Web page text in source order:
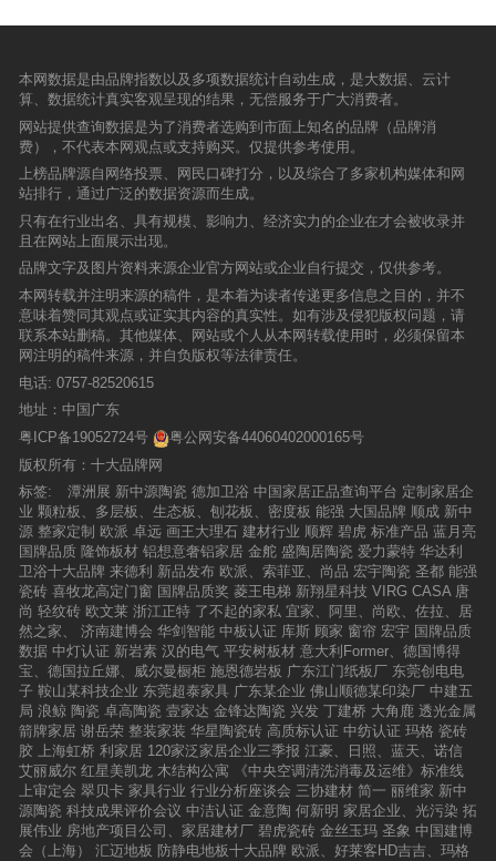
本网数据是由品牌指数以及多项数据统计自动生成，是大数据、云计
算、数据统计真实客观呈现的结果，无偿服务于广大消费者。
网站提供查询数据是为了消费者选购到市面上知名的品牌（品牌消
费），不代表本网观点或支持购买。仅提供参考使用。
上榜品牌源自网络投票、网民口碑打分，以及综合了多家机构媒体和网
站排行，通过广泛的数据资源而生成。
只有在行业出名、具有规模、影响力、经济实力的企业在才会被收录并
且在网站上面展示出现。
品牌文字及图片资料来源企业官方网站或企业自行提交，仅供参考。
本网转载并注明来源的稿件，是本着为读者传递更多信息之目的，并不
意味着赞同其观点或证实其内容的真实性。如有涉及侵犯版权问题，请
联系本站删稿。其他媒体、网站或个人从本网转载使用时，必须保留本
网注明的稿件来源，并自负版权等法律责任。
电话: 0757-82520615
地址：中国广东
粤ICP备19052724号
粤公网安备44060402000165号
版权所有：十大品牌网
标签:
潭洲展 新中源陶瓷 德加卫浴 中国家居正品查询平台 定制家居企
业 颗粒板、多层板、生态板、刨花板、密度板 能强 大国品牌 顺成 新中
源 整家定制 欧派 卓远 画王大理石 建材行业 顺辉 碧虎 标准产品 蓝月亮
国牌品质 隆饰板材 铝想意奢铝家居 金舵 盛陶居陶瓷 爱力蒙特 华达利
卫浴十大品牌 来德利 新品发布 欧派、索菲亚、尚品 宏宇陶瓷 圣都 能强
瓷砖 喜牧龙高定门窗 国牌品质奖 菱王电梯 新翔星科技 VIRG CASA 唐
尚 轻纹砖 欧文莱 浙江正特 了不起的家私 宜家、阿里、尚欧、佐拉、居
然之家、
济南建博会 华剑智能 中板认证 库斯 顾家 窗帘 宏宇 国牌品质
数据 中灯认证 新岩素 汉的电气 平安树板材 意大利Former、德国博得
宝、德国拉丘娜、威尔曼橱柜 施恩德岩板 广东江门纸板厂 东莞创电电
子 鞍山某科技企业 东莞超泰家具 广东某企业 佛山顺德某印染厂 中建五
局 浪鲸 陶瓷 卓高陶瓷 壹家达 金锋达陶瓷 兴发 丁建桥 大角鹿 透光金属
箭牌家居 谢岳荣 整装家装 华星陶瓷砖 高质标认证 中纺认证 玛格 瓷砖
胶 上海虹桥 利家居 120家泛家居企业三季报 江豪、日照、蓝天、诺信
艾丽威尔 红星美凯龙 木结构公寓
《中央空调清洗消毒及运维》标准线
上审定会 翠贝卡 家具行业 行业分析座谈会 三协建材 简一 丽维家 新中
源陶瓷 科技成果评价会议 中洁认证 金意陶 何新明 家居企业、光污染 拓
展伟业 房地产项目公司、家居建材厂 碧虎瓷砖 金丝玉玛 圣象 中国建博
会（上海）
汇迈地板 防静电地板十大品牌 欧派、好莱客HD吉吉、玛格